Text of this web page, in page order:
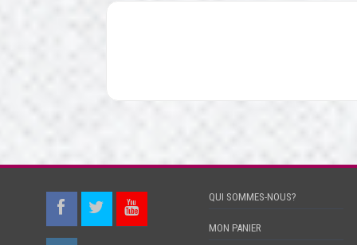
QUI SOMMES-NOUS?
MON PANIER